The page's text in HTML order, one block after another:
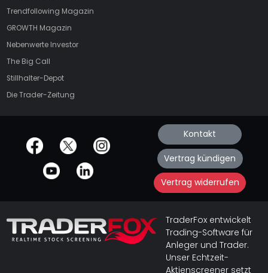
Trendfollowing Magazin
GROWTH Magazin
Nebenwerte Investor
The Big Call
Stillhalter-Depot
Die Trader-Zeitung
offizielle Social Media-Accounts Kontakt
Vertrag kündigen
Vertrag widerrufen
TraderFox entwickelt
Trading-Software für
Anleger und Trader.
Unser Echtzeit-
Aktienscreener setzt